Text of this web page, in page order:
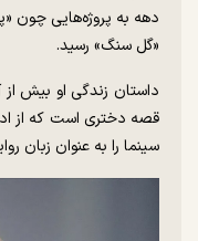
دهه به پروژه‌هایی چون
«گل سنگ» رسید.
داستان زندگی او بیش
قصه دختری است که از
سینما را به عنوان زبان